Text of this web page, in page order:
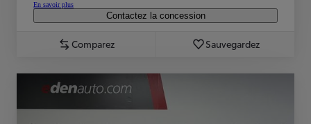
En savoir plus
Contactez la concession
Comparez Sauvegardez